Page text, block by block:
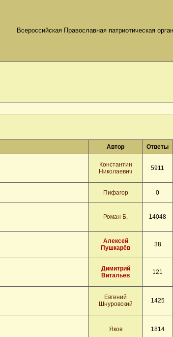
Всероссийская Православная патриотическая
Автор Ответы
Константин
Николаевич
5911
Пифагор 0
Роман Б. 14048
Алексей
Пушкарёв
38
Димитрий
Витальев
121
Евгений
Шнуровский
1425
Яков 1814